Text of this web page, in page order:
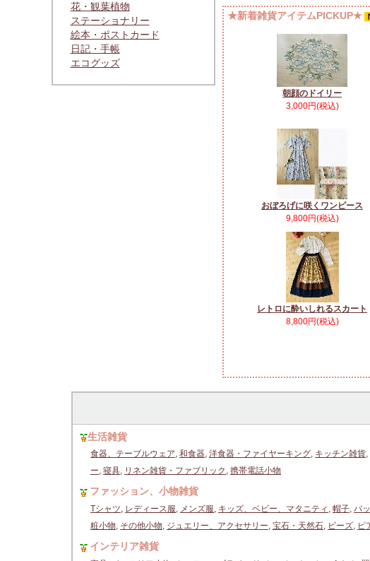
花・観葉植物
ステーショナリー
絵本・ポストカード
日記・手帳
エコグッズ
★新着雑貨アイテムPICKUP★
朝顔のドイリー
3,000円(税込)
おぼろげに咲くワンピース
9,800円(税込)
レトロに酔いしれるスカート
8,800円(税込)
生活雑貨
食器、テーブルウェア, 和食器, 洋食器・ファイヤーキング, キッチン雑貨,
ー, 寝具, リネン雑貨・ファブリック , 携帯電話小物
ファッション、小物雑貨
Tシャツ, レディース服, メンズ服, キッズ、ベビー、マタニティ , 帽子, バ
粧小物, その他小物, ジュエリー、アクセサリー, 宝石・天然石, ビーズ, ピ
インテリア雑貨